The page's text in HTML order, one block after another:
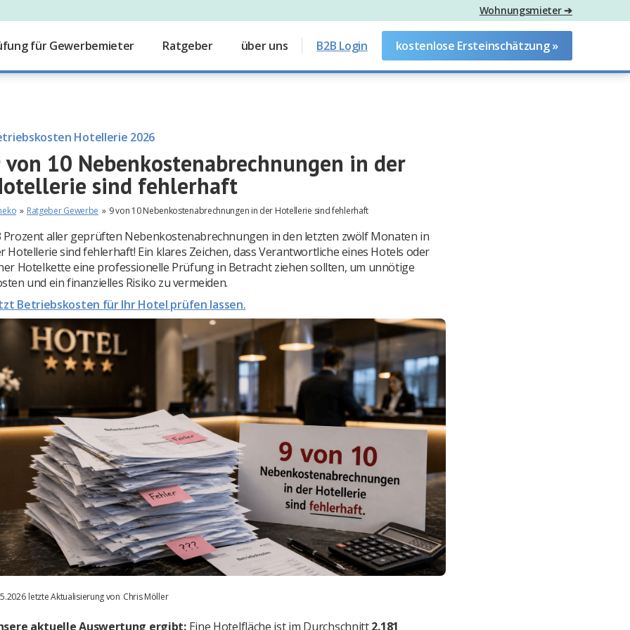
Wohnungsmieter ➔
für Gewerbemieter Ratgeber über uns B2B Login kostenlose Ersteinschätzung »
Hotellerie 2026
von 10 Nebenkostenabrechnungen in der
sind fehlerhaft
» Ratgeber Gewerbe » 9 von 10 Nebenkostenabrechnungen in der Hotellerie sind fehlerhaft
Prozent aller geprüften Nebenkostenabrechnungen in den letzten zwölf Monaten in
Hotellerie sind fehlerhaft! Ein klares Zeichen, dass Verantwortliche eines Hotels oder
Hotelkette eine professionelle Prüfung in Betracht ziehen sollten, um unnötige
und ein finanzielles Risiko zu vermeiden.
Betriebskosten für Ihr Hotel prüfen lassen.
letzte Aktualisierung von Chris Möller
aktuelle Auswertung ergibt:Eine Hotelfläche ist im Durchschnitt2.181